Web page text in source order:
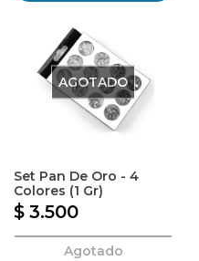
AGOTADO
Set Pan De Oro - 4
Colores (1 Gr)
$ 3.500
Agotado